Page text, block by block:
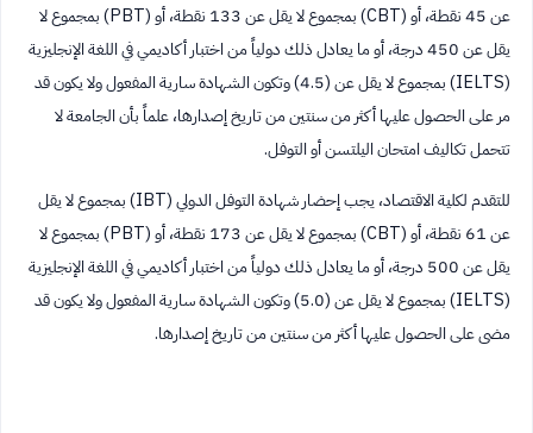
عن 45 نقطة، أو (CBT) بمجموع لا يقل عن 133 نقطة، أو (PBT) بمجموع لا
يقل عن 450 درجة، أو ما يعادل ذلك دولياً من اختبار أكاديمي في اللغة الإنجليزية
(IELTS) بمجموع لا يقل عن (4.5) وتكون الشهادة سارية المفعول ولا يكون قد
مر على الحصول عليها أكثر من سنتين من تاريخ إصدارها، علماً بأن الجامعة لا
تتحمل تكاليف امتحان اليلتسن أو التوفل.
للتقدم لكلية الاقتصاد، يجب إحضار شهادة التوفل الدولي (IBT) بمجموع لا يقل
عن 61 نقطة، أو (CBT) بمجموع لا يقل عن 173 نقطة، أو (PBT) بمجموع لا
يقل عن 500 درجة، أو ما يعادل ذلك دولياً من اختبار أكاديمي في اللغة الإنجليزية
(IELTS) بمجموع لا يقل عن (5.0) وتكون الشهادة سارية المفعول ولا يكون قد
مضى على الحصول عليها أكثر من سنتين من تاريخ إصدارها.